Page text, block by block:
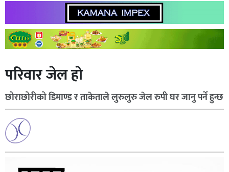
परिवार जेल हो
छोराछोरीको डिमाण्ड र ताकेताले लुरुलुरु जेल रुपी घर जानु पर्ने हुन्छ